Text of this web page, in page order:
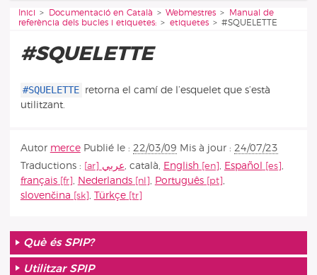
Vous êtes ici :
Inici Documentació en Català Webmestres
Manual de
referència dels bucles i etiquetes:
etiquetes #SQUELETTE
#SQUELETTE
#SQUELETTE retorna el camí de l’esquelet que s’està
utilitzant.
Autor merce Publié le : 22/03/09 Mis à jour : 24/07/23
Traductions :
عربي, català, English , Español
,
français
, Nederlands , Português
,
slovenčina
, Türkçe
Què és SPIP?
Utilitzar SPIP